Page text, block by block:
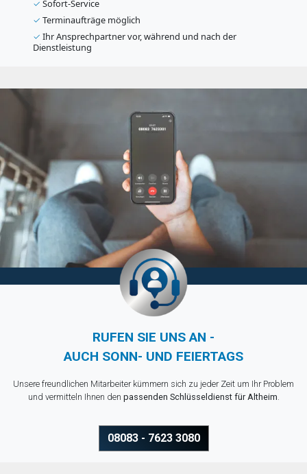
✓ Sofort-Service
✓ Terminaufträge möglich
✓ Ihr Ansprechpartner vor, während und nach der
Dienstleistung
RUFEN SIE UNS AN -
AUCH SONN- UND FEIERTAGS
Unsere freundlichen Mitarbeiter kümmern sich zu jeder Zeit um Ihr Problem
und vermitteln Ihnen den passenden Schlüsseldienst für Altheim.
08083 - 7623 3080